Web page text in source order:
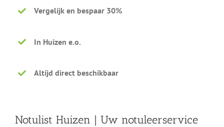
Vergelijk en bespaar 30%
In Huizen e.o.
Altijd direct beschikbaar
Notulist Huizen | Uw notuleerservice